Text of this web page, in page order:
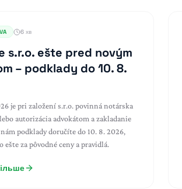
6 хв
s.r.o. ešte pred novým
– podklady do 10. 8.
je pri založení s.r.o. povinná notárska
autorizácia advokátom a zakladanie
podklady doručíte do 10. 8. 2026,
ešte za pôvodné ceny a pravidlá.